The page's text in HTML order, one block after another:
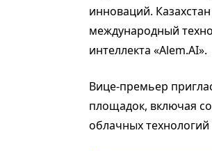
инноваций.
международный
интеллекта «Alem.AI».
Вице-премьер
площадок, включая
облачных